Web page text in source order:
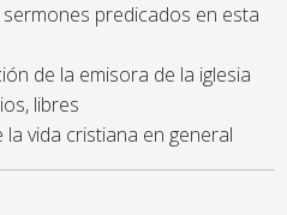
predicados en esta
de la emisora de la iglesia
libres
la vida cristiana en general